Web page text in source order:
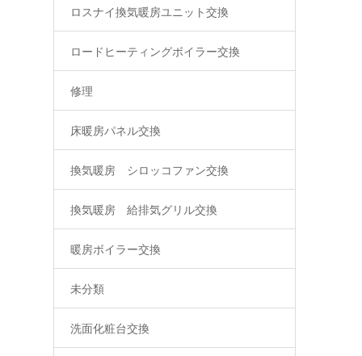
ロスナイ換気暖房ユニット交換
ロードヒーティングボイラー交換
修理
床暖房パネル交換
換気暖房 シロッコファン交換
換気暖房 給排気グリル交換
暖房ボイラー交換
未分類
洗面化粧台交換